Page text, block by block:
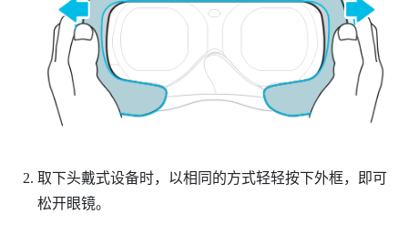
取下头戴式设备时，以相同的方式轻轻按下外框，即可
松开眼镜。